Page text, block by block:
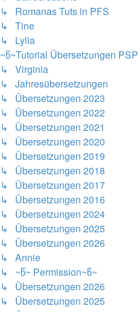
↳ Romanas Tuts in PFS
↳ Tine
↳ Lylia
~წ~Tutorial Übersetzungen
↳ Virginia
↳ Jahresübersetzungen
↳ Übersetzungen 2023
↳ Übersetzungen 2022
↳ Übersetzungen 2021
↳ Übersetzungen 2020
↳ Übersetzungen 2019
↳ Übersetzungen 2018
↳ Übersetzungen 2017
↳ Übersetzungen 2016
↳ Übersetzungen 2024
↳ Übersetzungen 2025
↳ Übersetzungen 2026
↳ Annie
↳ ~წ~ Permission~წ~
↳ Übersetzungen 2026
↳ Übersetzungen 2025